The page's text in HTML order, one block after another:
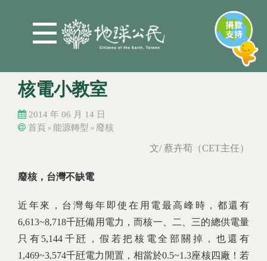
核電小教室
2014 年 06 月 14 日
首頁 » 能源轉型 » 廢核
文/ 蔡卉荀（CET主任）
廢核，台灣不缺電
近年來，台灣每年即使在用電最高峰時，都還有
6,613~8,718千瓩備用電力，而核一、二、三的總供電量
只有5,144千瓩，假若把核電全部關掉，也還有
1,469~3,574千瓩電力閒置，相當於0.5~1.3座核四廠！若